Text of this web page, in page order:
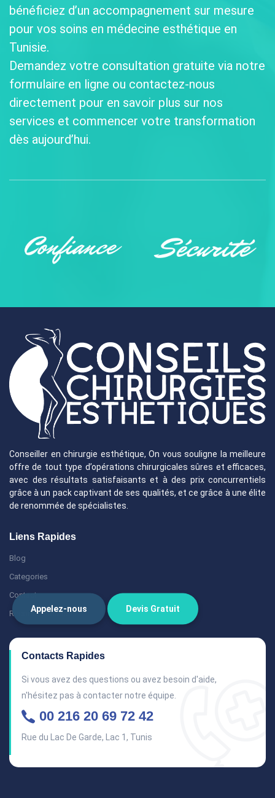
Appelez-nous Devis Gratuit
bénéficiez d’un accompagnement sur mesure
pour vos soins en médecine esthétique en
Tunisie.
Demandez votre consultation gratuite via notre
formulaire en ligne ou contactez-nous
directement pour en savoir plus sur nos
services et commencer votre transformation
dès aujourd’hui.
Conseiller en chirurgie esthétique, On vous souligne la meilleure
offre de tout type d’opérations chirurgicales sûres et efficaces,
avec des résultats satisfaisants et à des prix concurrentiels
grâce à un pack captivant de ses qualités, et ce grâce à une élite
de renommée de spécialistes.
Liens Rapides
Blog
Categories
Contact
Recommandations
Contacts Rapides
Si vous avez des questions ou avez besoin d'aide,
n'hésitez pas à contacter notre équipe.
00 216 20 69 72 42
Rue du Lac De Garde, Lac 1, Tunis